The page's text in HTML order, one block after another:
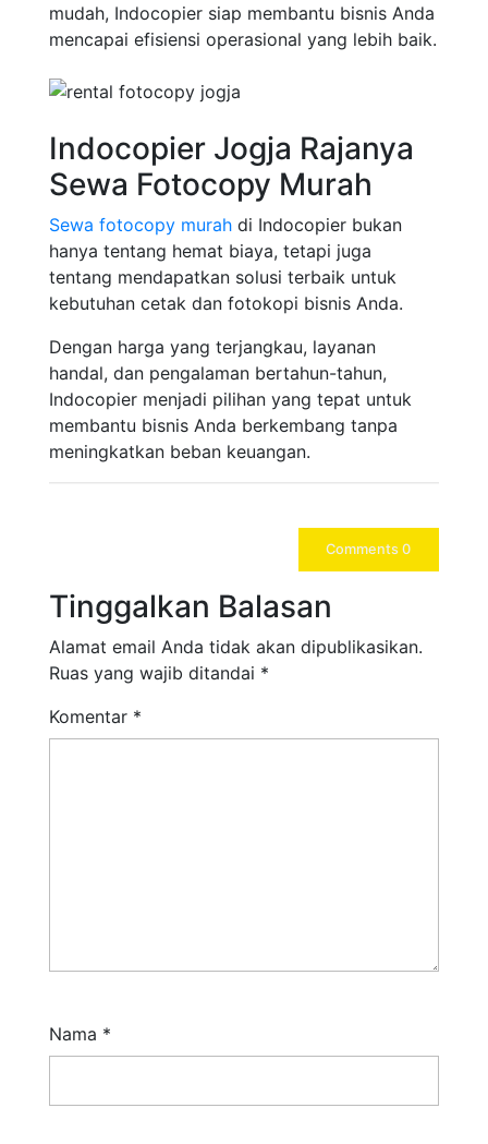
mudah, Indocopier siap membantu bisnis Anda
mencapai efisiensi operasional yang lebih baik.
Indocopier Jogja Rajanya
Sewa Fotocopy Murah
Sewa fotocopy murah di Indocopier bukan
hanya tentang hemat biaya, tetapi juga
tentang mendapatkan solusi terbaik untuk
kebutuhan cetak dan fotokopi bisnis Anda.
Dengan harga yang terjangkau, layanan
handal, dan pengalaman bertahun-tahun,
Indocopier menjadi pilihan yang tepat untuk
membantu bisnis Anda berkembang tanpa
meningkatkan beban keuangan.
Comments 0
Tinggalkan Balasan
Alamat email Anda tidak akan dipublikasikan.
Ruas yang wajib ditandai *
Komentar *
Nama *